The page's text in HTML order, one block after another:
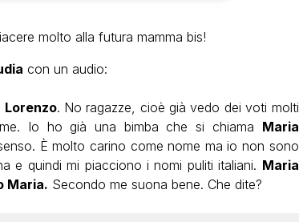
molto alla futura mamma bis!
con un audio:
Lorenzo. No ragazze, cioè già vedo dei voti molti
Io ho già una bimba che si chiama Maria
È molto carino come nome ma io non sono
e quindi mi piacciono i nomi puliti italiani. Maria
Maria. Secondo me suona bene. Che dite?